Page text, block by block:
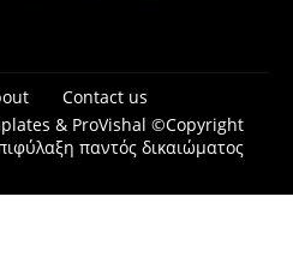
Contact us
& ProVishal ©Copyright
παντός δικαιώματος